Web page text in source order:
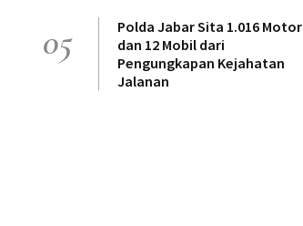
05
Polda Jabar Sita 1.016 Motor
dan 12 Mobil dari
Pengungkapan Kejahatan
Jalanan